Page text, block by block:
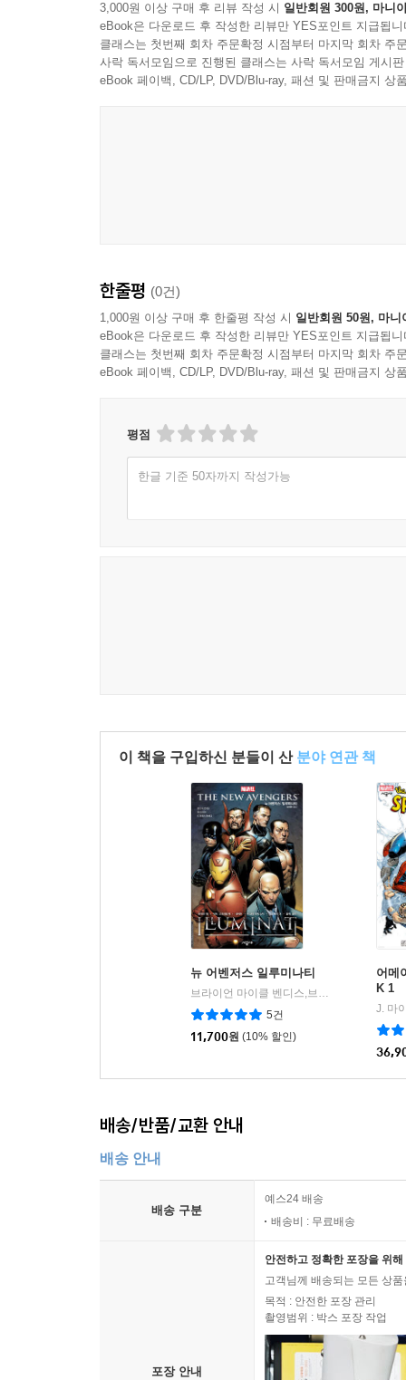
3,000원 이상 구매 후 리뷰 작성 시 일반회원 300원, 마니
eBook은 다운로드 후 작성한 리뷰만 YES포인트 지급됩니
클래스는 첫번째 회차 주문확정 시점부터 마지막 회차 주
사락 독서모임으로 진행된 클래스는 사락 독서모임 게시
eBook 페이백, CD/LP, DVD/Blu-ray, 패션 및 판매금지 상
한줄평 (0건)
1,000원 이상 구매 후 한줄평 작성 시 일반회원 50원, 마니
eBook은 다운로드 후 작성한 리뷰만 YES포인트 지급됩니
클래스는 첫번째 회차 주문확정 시점부터 마지막 회차 주
eBook 페이백, CD/LP, DVD/Blu-ray, 패션 및 판매금지 상
평점
한글 기준 50자까지 작성가능
이 책을 구입하신 분들이 산 분야 연관 책
뉴 어벤저스 일루미나티
브라이언 마이클 벤디스,브라이언 리드 글/짐 청 그림/임태현 역
5건
11,700원 (10% 할인)
어메
K 1
배송/반품/교환 안내
배송 안내
배송 구분
예스24 배송
배송비 : 무료배송
포장 안내
안전하고 정확한 포장을 위
고객님께 배송되는 모든 상
목적 : 안전한 포장 관리
촬영범위 : 박스 포장 작업